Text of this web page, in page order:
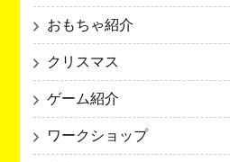
おもちゃ紹介
クリスマス
ゲーム紹介
ワークショップ